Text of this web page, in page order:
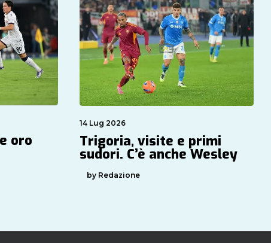
oro
14 Lug 2026
Trigoria, visite e primi
sudori. C’è anche Wesley
by Redazione